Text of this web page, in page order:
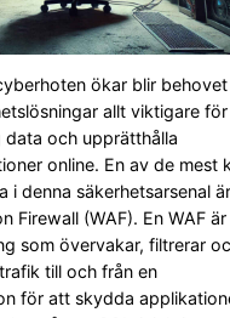
ökar blir
allt viktigare
data och upprätthålla
online. En av de mest
i denna säkerhetsarsenal
Firewall (WAF). En WAF är
som övervakar, filtrerar
till och från en
för att skydda